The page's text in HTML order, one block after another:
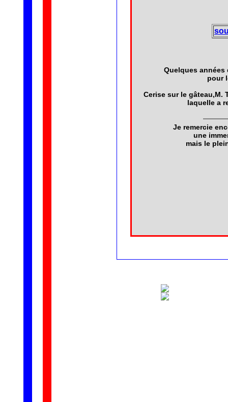
Quelques
pour
Cerise sur le gâteau,M.
laquelle a
Je remercie
une
mais le